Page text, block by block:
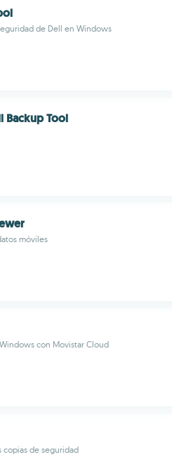
de Dell en Windows
Backup Tool
móviles
con Movistar Cloud
copias de seguridad